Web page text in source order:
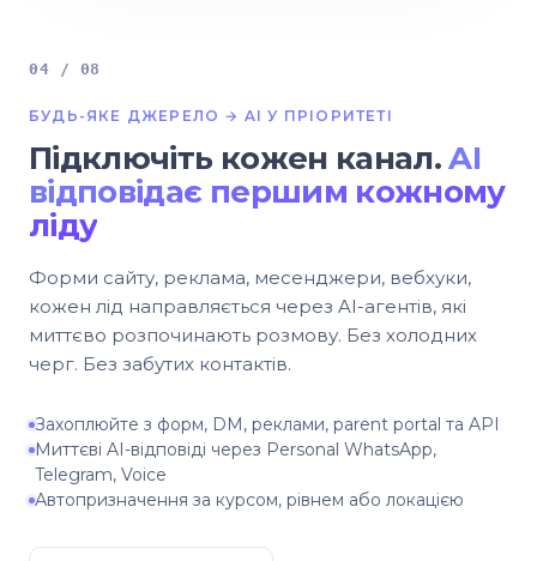
04 / 08
БУДЬ-ЯКЕ ДЖЕРЕЛО → AI У ПРІОРИТЕТІ
Підключіть кожен канал.AI
відповідає першим кожному
ліду
Форми сайту, реклама, месенджери, вебхуки,
кожен лід направляється через AI-агентів, які
миттєво розпочинають розмову. Без холодних
черг. Без забутих контактів.
Захоплюйте з форм, DM, реклами, parent portal та API
Миттєві AI-відповіді через Personal WhatsApp,
Telegram, Voice
Автопризначення за курсом, рівнем або локацією